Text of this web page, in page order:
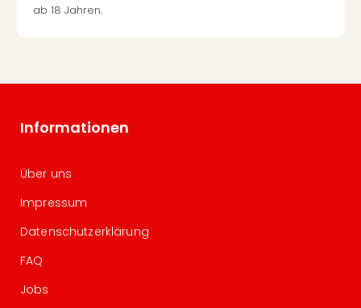
ab 18 Jahren.
Informationen
Über uns
Impressum
Datenschutzerklärung
FAQ
Jobs